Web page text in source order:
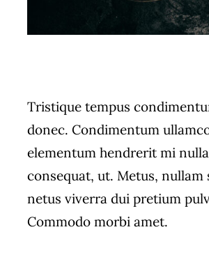
Tristique tempus
donec. Condimentum
elementum hendrerit mi
consequat, ut. Metus, nullam
netus viverra dui pretium
Commodo morbi amet.